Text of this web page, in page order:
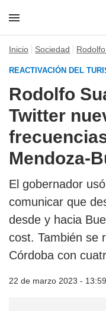
Inicio Sociedad
REACTIVACIÓN DEL
Rodolfo
Twitter
Mendoza-
El gobernador
comunicar que
desde y hacia
cost. También se
Córdoba con
22 de marzo 2023 -